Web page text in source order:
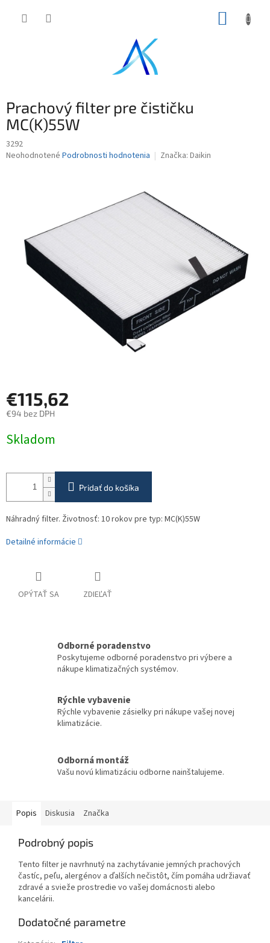
Prachový filter pre čističku
MC(K)55W
3292
Priemerné
hviezdičiek.
Neohodnotené Podrobnosti hodnotenia Značka: Daikin
€115,62
€94 bez DPH
cena:
Skladom
Pridať do košíka
Náhradný filter. Životnosť: 10 rokov pre typ: MC(K)55W
Detailné informácie
OPÝTAŤ SA ZDIEĽAŤ
Odborné poradenstvo
Poskytujeme odborné poradenstvo pri výbere a
nákupe klimatizačných systémov.
Rýchle vybavenie
Rýchle vybavenie zásielky pri nákupe vašej novej
klimatizácie.
Odborná montáž
Vašu novú klimatizáciu odborne nainštalujeme.
Popis Diskusia Značka
Podrobný popis
Tento filter je navrhnutý na zachytávanie jemných prachových
častíc, peľu, alergénov a ďalších nečistôt, čím pomáha udržiavať
zdravé a svieže prostredie vo vašej domácnosti alebo
kancelárii.
Dodatočné parametre